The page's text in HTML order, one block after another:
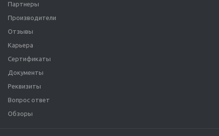
Партнеры
Производители
Отзывы
Карьера
Сертификаты
Документы
Реквизиты
Вопрос ответ
Обзоры